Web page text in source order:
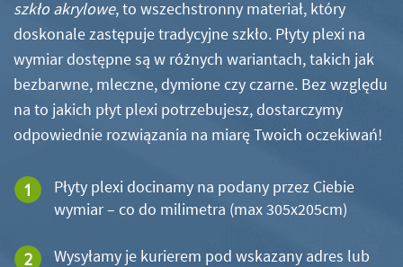
szkło akrylowe, to wszechstronny materiał, który
doskonale zastępuje tradycyjne szkło. Płyty plexi na
wymiar dostępne są w różnych wariantach, takich jak
bezbarwne, mleczne, dymione czy czarne. Bez względu
na to jakich płyt plexi potrzebujesz, dostarczymy
odpowiednie rozwiązania na miarę Twoich oczekiwań!
Płyty plexi docinamy na podany przez Ciebie
wymiar – co do milimetra (max 305x205cm)
Wysyłamy je kurierem pod wskazany adres lub